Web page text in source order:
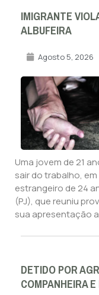
IMIGRANTE
ALBUFEIRA
Agosto 5, 2026
Uma jovem de 21
sair do trabalho,
estrangeiro de 24
(PJ), que reuniu
sua apresentação
DETIDO POR
COMPANHEIRA